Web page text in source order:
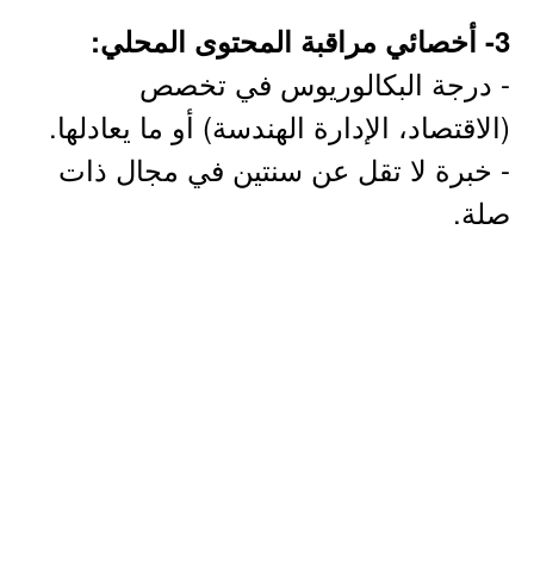
3- أخصائي مراقبة المحتوى المحلي:
- درجة البكالوريوس في تخصص
(الاقتصاد، الإدارة الهندسة) أو ما يعادلها.
- خبرة لا تقل عن سنتين في مجال ذات
صلة.